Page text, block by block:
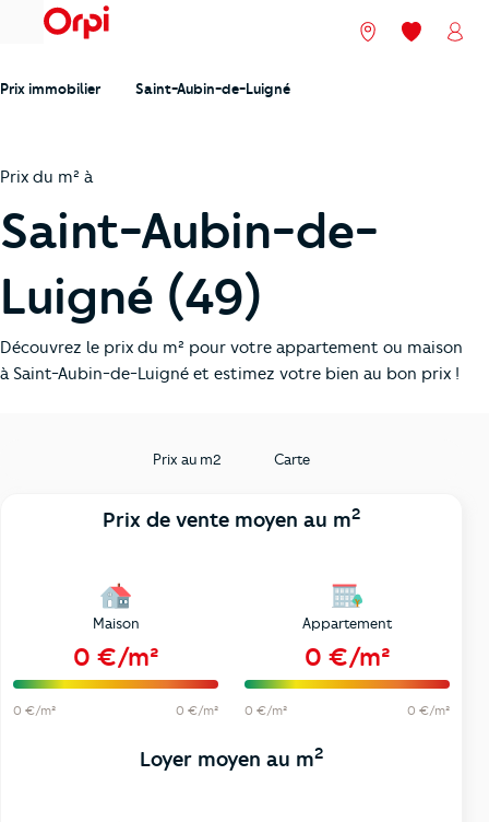
menu Nos agences
Mes
Prix immobilier Saint-Aubin-de-Luigné
Prix du m² à
Saint-Aubin-de-
Luigné (49)
Découvrez le prix du m² pour votre appartement ou maison
à Saint-Aubin-de-Luigné et estimez votre bien au bon prix !
Prix au m2 Carte
Prix de vente moyen au m2
Maison
0 €/m²
0 €/m² 0 €/m²
Appartement
0 €/m²
0 €/m² 0 €/m²
Loyer moyen au m2